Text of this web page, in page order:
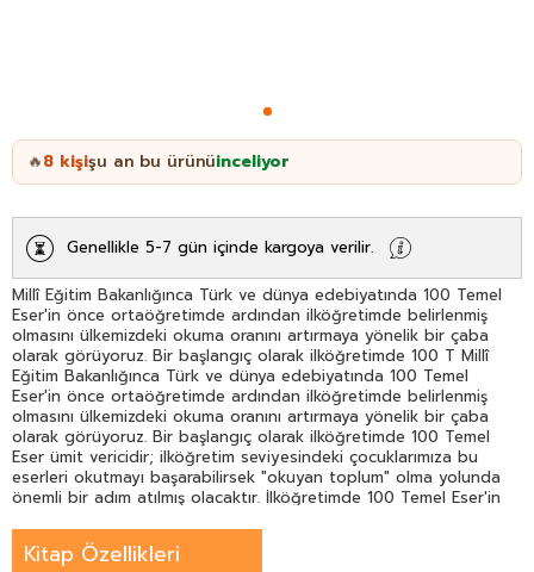
🔥8 kişişu an bu ürünüinceliyor
Genellikle 5-7 gün içinde kargoya verilir.
Millî Eğitim Bakanlığınca Türk ve dünya edebiyatında 100 Temel
Eser'in önce ortaöğretimde ardından ilköğretimde belirlenmiş
olmasını ülkemizdeki okuma oranını artırmaya yönelik bir çaba
olarak görüyoruz. Bir başlangıç olarak ilköğretimde 100 T Millî
Eğitim Bakanlığınca Türk ve dünya edebiyatında 100 Temel
Eser'in önce ortaöğretimde ardından ilköğretimde belirlenmiş
olmasını ülkemizdeki okuma oranını artırmaya yönelik bir çaba
olarak görüyoruz. Bir başlangıç olarak ilköğretimde 100 Temel
Eser ümit vericidir; ilköğretim seviyesindeki çocuklarımıza bu
eserleri okutmayı başarabilirsek "okuyan toplum" olma yolunda
önemli bir adım atılmış olacaktır. İlköğretimde 100 Temel Eser'in
varlığı ile duygu ve düşünce zenginliğini fark etmiş bireylerin
oluşturacağı bir toplumun daha hoşgörülü daha paylaşımcı
Kitap Özellikleri